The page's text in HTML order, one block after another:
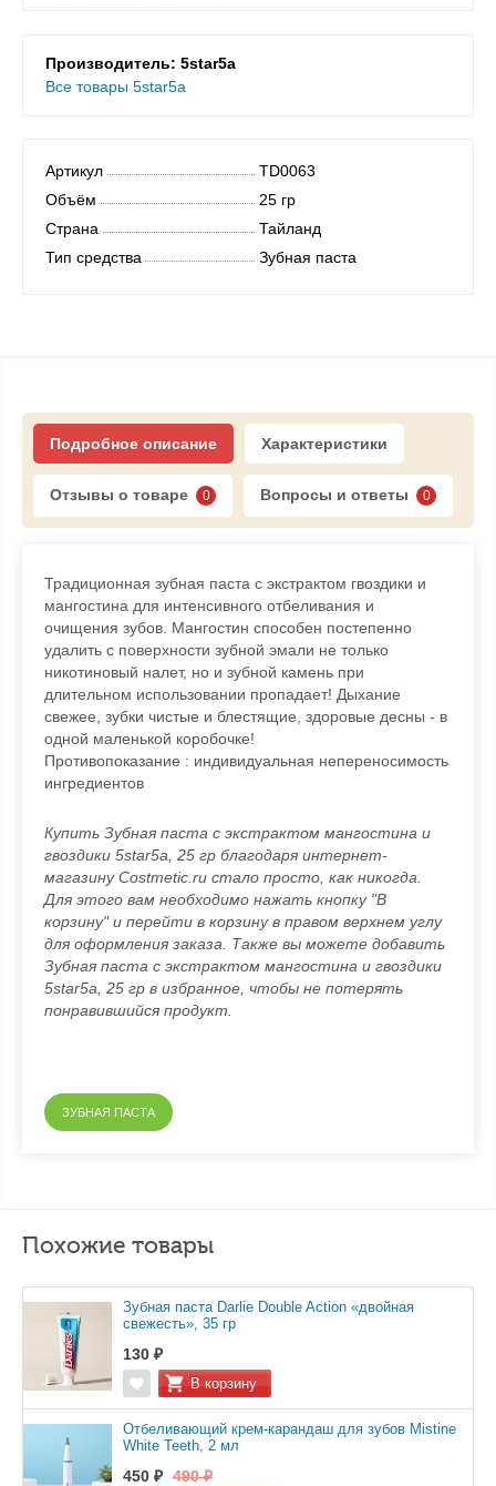
Производитель: 5star5a
Все товары 5star5a
Артикул
TD0063
Объём
25 гр
Страна
Тайланд
Тип средства
Зубная паста
Подробное описание Характеристики
Отзывы о товаре 0 Вопросы и ответы 0
Традиционная зубная паста с экстрактом гвоздики и
мангостина для интенсивного отбеливания и
очищения зубов. Мангостин способен постепенно
удалить с поверхности зубной эмали не только
никотиновый налет, но и зубной камень при
длительном использовании пропадает! Дыхание
свежее, зубки чистые и блестящие, здоровые десны - в
одной маленькой коробочке!
Противопоказание : индивидуальная непереносимость
ингредиентов
Купить Зубная паста с экстрактом мангостина и
гвоздики 5star5a, 25 гр благодаря интернет-
магазину Costmetic.ru стало просто, как никогда.
Для этого вам необходимо нажать кнопку "В
корзину" и перейти в корзину в правом верхнем углу
для оформления заказа. Также вы можете добавить
Зубная паста с экстрактом мангостина и гвоздики
5star5a, 25 гр в избранное, чтобы не потерять
понравившийся продукт.
ЗУБНАЯ ПАСТА
Похожие товары
Зубная паста Darlie Double Action «двойная
свежесть», 35 гр
130 ₽
Отбеливающий крем-карандаш для зубов Mistine
White Teeth, 2 мл
450 ₽ 490 ₽